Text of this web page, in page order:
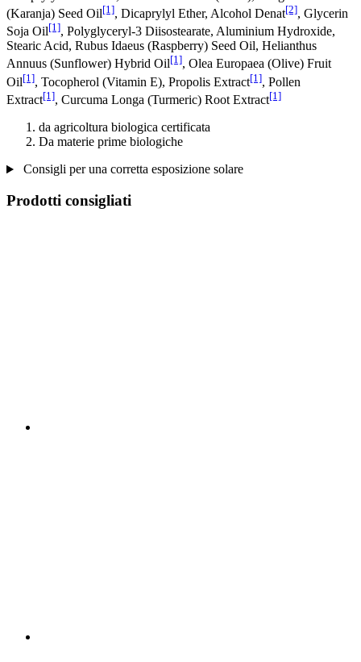
(Karanja) Seed Oil[1], Dicaprylyl Ether, Alcohol Denat[2], Glycerin
Soja Oil[1], Polyglyceryl-3 Diisostearate, Aluminium Hydroxide,
Stearic Acid, Rubus Idaeus (Raspberry) Seed Oil, Helianthus
Annuus (Sunflower) Hybrid Oil[1], Olea Europaea (Olive) Fruit
Oil[1], Tocopherol (Vitamin E), Propolis Extract[1], Pollen
Extract[1], Curcuma Longa (Turmeric) Root Extract[1]
da agricoltura biologica certificata
Da materie prime biologiche
Consigli per una corretta esposizione solare
Prodotti consigliati